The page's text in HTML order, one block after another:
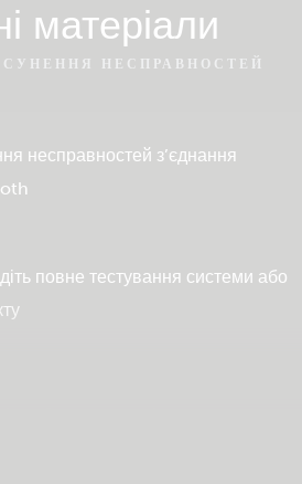
матеріали
НЕСПРАВНОСТЕЙ
несправностей з’єднання
повне тестування системи або